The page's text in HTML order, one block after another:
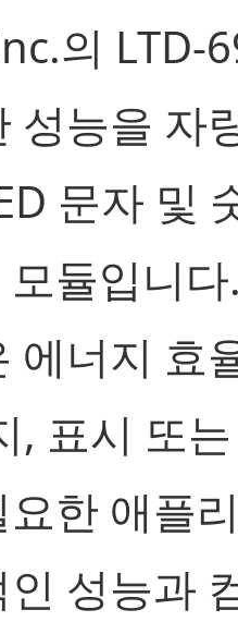
의 LTD-
성능을 자
문자 및
듈입니
에너지 효
, 표시 또
한 애플
성능과